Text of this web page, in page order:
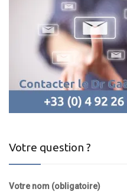
Votre question ?
Votre nom (obligatoire)